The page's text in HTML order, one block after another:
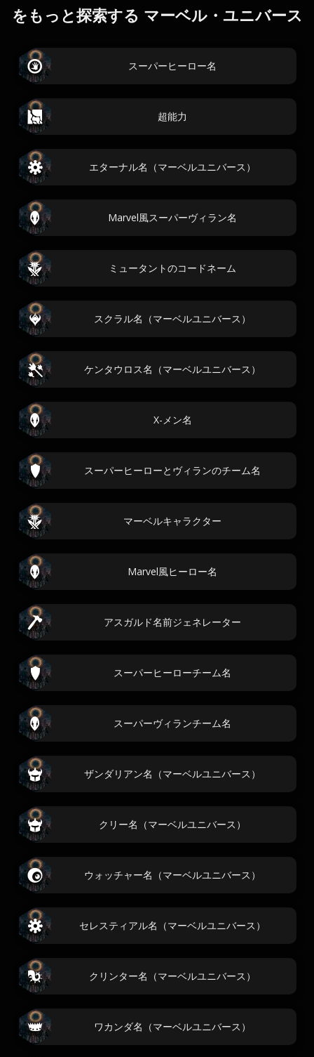
をもっと探索する マーベル・ユニバース
スーパーヒーロー名
超能力
エターナル名（マーベルユニバース）
Marvel風スーパーヴィラン名
ミュータントのコードネーム
スクラル名（マーベルユニバース）
ケンタウロス名（マーベルユニバース）
X-メン名
スーパーヒーローとヴィランのチーム名
マーベルキャラクター
Marvel風ヒーロー名
アスガルド名前ジェネレーター
スーパーヒーローチーム名
スーパーヴィランチーム名
ザンダリアン名（マーベルユニバース）
クリー名（マーベルユニバース）
ウォッチャー名（マーベルユニバース）
セレスティアル名（マーベルユニバース）
クリンター名（マーベルユニバース）
ワカンダ名（マーベルユニバース）